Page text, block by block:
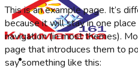
This is an example page. It’s
because it will stay in one
navigation (in most themes).
page that introduces them to
say something like this: